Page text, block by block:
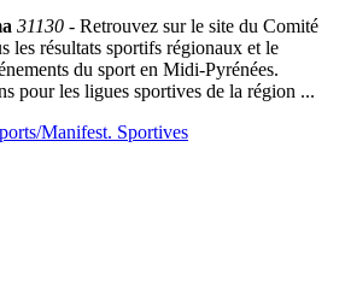
31130 - Retrouvez sur le site du Comité
les résultats sportifs régionaux et le
du sport en Midi-Pyrénées.
pour les ligues sportives de la région ...
Manifest. Sportives